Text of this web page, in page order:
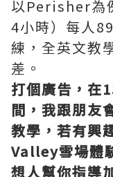
以Perisher為
4小時）每人
練，全英文教
差。
打個廣告，
間，我跟朋
教學，若有興
Valley雪場體
想人幫你指導